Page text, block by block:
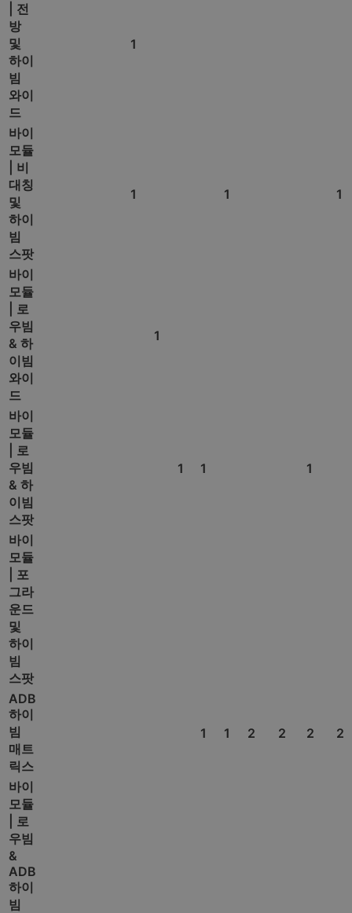
| 전
방
및
하이
빔
와이
드
1
바이
모듈
| 비
대칭
및
하이
빔
스팟
1 1 1
바이
모듈
| 로
우빔
& 하
이빔
와이
드
1
바이
모듈
| 로
우빔
& 하
이빔
스팟
1 1 1
바이
모듈
| 포
그라
운드
및
하이
빔
스팟
ADB
하이
빔
매트
릭스
1 1 2 2 2 2
바이
모듈
| 로
우빔
&
ADB
하이
빔